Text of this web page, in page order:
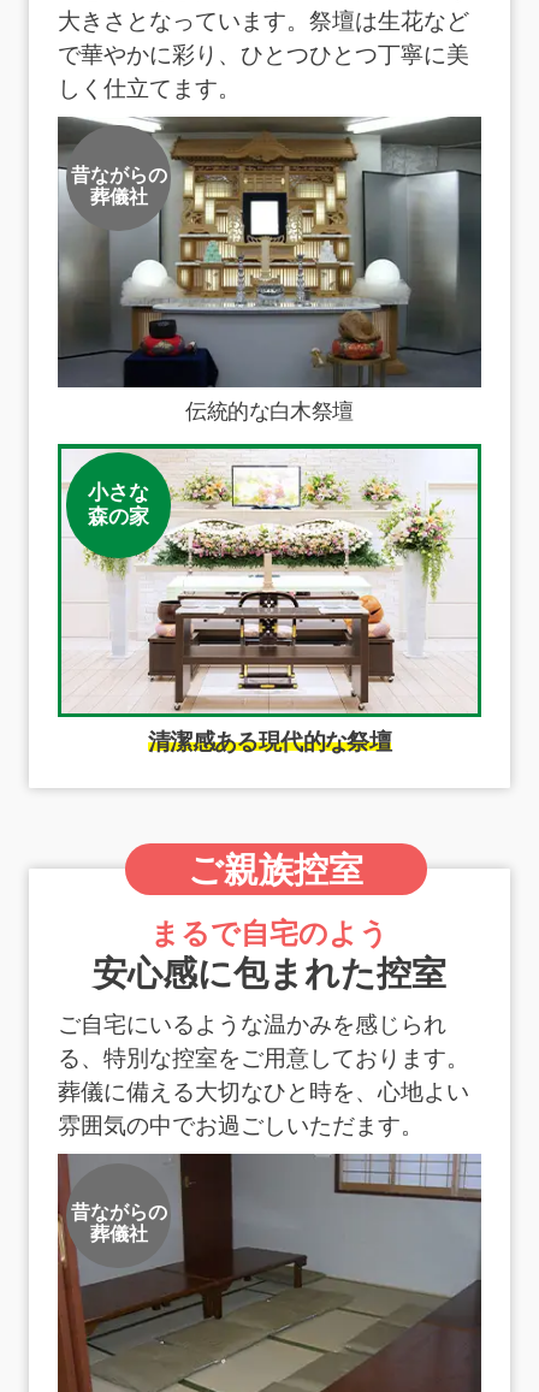
大きさとなっています。 祭壇は生花など
で華やかに彩り、ひとつひとつ丁寧に美
しく仕立てます。
昔ながらの
葬儀社
伝統的な白木祭壇
小さな
森の家
清潔感ある現代的な祭壇
ご親族控室
まるで自宅のよう
安心感に包まれた控室
ご自宅にいるような温かみを感じられ
る、特別な控室をご用意しております。
葬儀に備える大切なひと時を、心地よい
雰囲気の中でお過ごしいただます。
昔ながらの
葬儀社